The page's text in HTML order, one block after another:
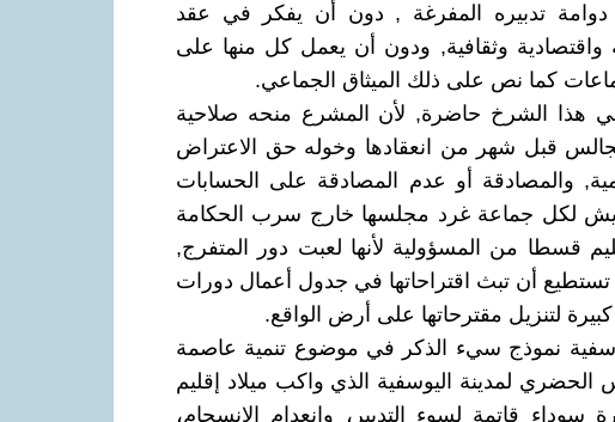
تدبيره المفرغة , دون أن يفكر في عقد
وثقافية, ودون أن يعمل كل منها على
كما نص على ذلك الميثاق الجماعي.
هذا الشرخ حاضرة, لأن المشرع منحه صلاحية
قبل شهر من انعقادها وخوله حق الاعتراض
والمصادقة أو عدم المصادقة على الحسابات
لكل جماعة غرد مجلسها خارج سرب الحكامة
قسطا من المسؤولية لأنها لعبت دور المتفرج,
أن تبث اقتراحاتها في جدول أعمال دورات
لتنزيل مقترحاتها على أرض الواقع.
نموذج سيء الذكر في موضوع تنمية عاصمة
الحضري لمدينة اليوسفية الذي واكب ميلاد إقليم
سوداء قاتمة لسوء التدبير، وانعدام الانسجام،